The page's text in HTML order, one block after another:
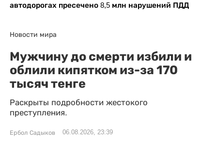
автодорогах пресечено 8,5 млн нарушений ПДД
Новости мира
Мужчину до смерти избили и
облили кипятком из-за 170
тысяч тенге
Раскрыты подробности жестокого
преступления.
Ербол Садыков 06.08.2026, 23:39